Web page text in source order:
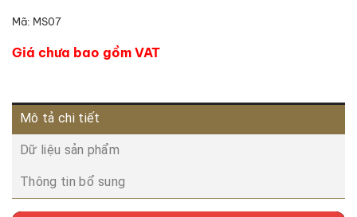
Mã: MS07
Giá chưa bao gồm VAT
Mô tả chi tiết
Dữ liệu sản phẩm
Thông tin bổ sung